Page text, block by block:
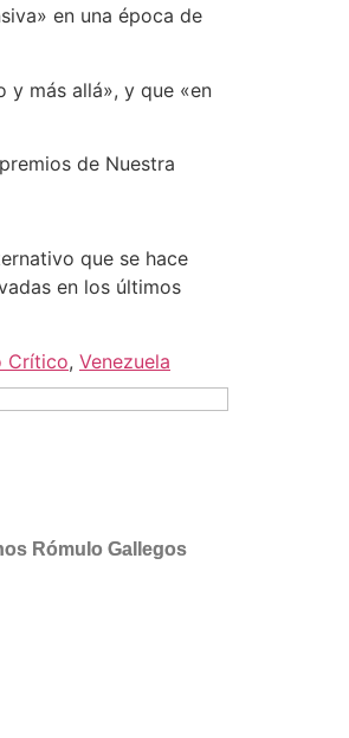
en una época de
y más allá», y que «en
de Nuestra
que se hace
en los últimos
Crítico, Venezuela
Rómulo Gallegos